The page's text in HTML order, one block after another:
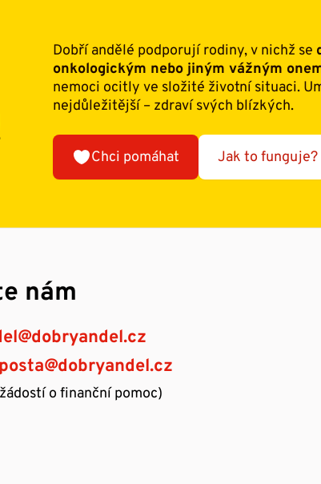
Dobří andělé podporují rodiny, v nichž se
onkologickým nebo jiným vážným
nemoci ocitly ve složité životní situaci.
nejdůležitější – zdraví svých blízkých.
Chci pomáhat Jak to funguje?
nám
o finanční pomoc)